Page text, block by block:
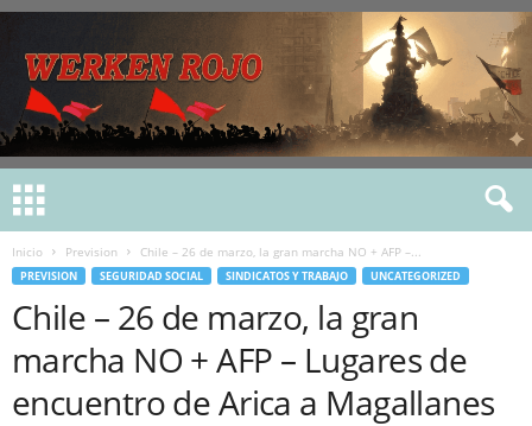
Inicio Prevision Chile – 26 de marzo, la gran marcha NO + AFP –...
PREVISION SEGURIDAD SOCIAL SINDICATOS Y TRABAJO UNCATEGORIZED
Chile – 26 de marzo, la gran
marcha NO + AFP – Lugares de
encuentro de Arica a Magallanes